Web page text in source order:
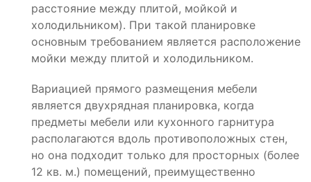
расстояние между плитой, мойкой и
холодильником). При такой планировке
основным требованием является расположение
мойки между плитой и холодильником.
Вариацией прямого размещения мебели
является двухрядная планировка, когда
предметы мебели или кухонного гарнитура
располагаются вдоль противоположных стен,
но она подходит только для просторных (более
12 кв. м.) помещений, преимущественно